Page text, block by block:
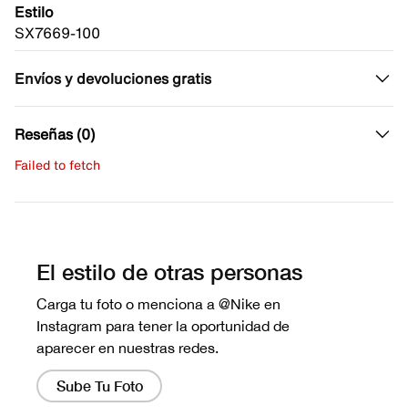
Estilo
SX7669-100
Envíos y devoluciones gratis
Reseñas (0)
Failed to fetch